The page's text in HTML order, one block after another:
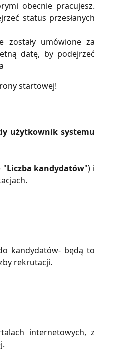
obecnie pracujesz.
status przesłanych
zostały umówione za
datę, by podejrzeć
startowej!
użytkownik systemu
"Liczba kandydatów") i
kandydatów- będą to
rekrutacji.
internetowych, z